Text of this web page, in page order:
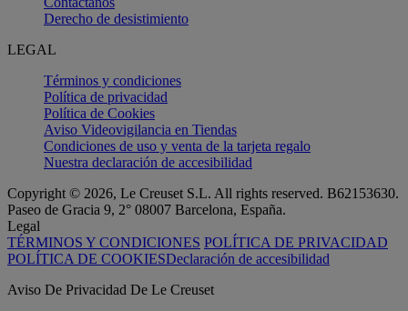
Derecho de desistimiento
LEGAL
Términos y condiciones
Política de privacidad
Política de Cookies
Aviso Videovigilancia en Tiendas
Condiciones de uso y venta de la tarjeta regalo
Nuestra declaración de accesibilidad
Copyright © 2026, Le Creuset S.L. All rights reserved. B62153630.
Paseo de Gracia 9, 2° 08007 Barcelona, España.
Legal
TÉRMINOS Y CONDICIONES POLÍTICA DE PRIVACIDAD
POLÍTICA DE COOKIESDeclaración de accesibilidad
Aviso De Privacidad De Le Creuset